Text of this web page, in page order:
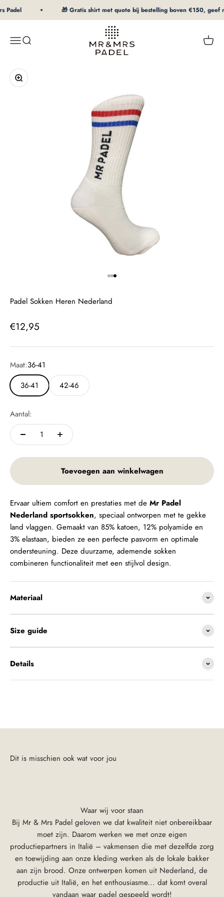
Naar inhoud
Padel 🎁 Gratis shirt met quote bij bestelling boven €150, geef
MenuZoeken
mrpadel.com
In-/uitzoomen
Padel Sokken Heren Nederland
Aanbiedingsprijs
€12,95
Maat:36-41
36-41
42-46
Aantal:
Toevoegen aan winkelwagen
Ervaar ultiem comfort en prestaties met de Mr Padel
Nederland sportsokken, speciaal ontworpen met te gekke
land vlaggen. Gemaakt van 85% katoen, 12% polyamide en
3% elastaan, bieden ze een perfecte pasvorm en optimale
ondersteuning. Deze duurzame, ademende sokken
combineren functionaliteit met een stijlvol design.
Materiaal
Size guide
Details
Waar wij voor staan
Bij Mr & Mrs Padel geloven we dat kwaliteit niet onbereikbaar
moet zijn. Daarom werken we met onze eigen
productiepartners in Italië – vakmensen die met dezelfde zorg
en toewijding aan onze kleding werken als de lokale bakker
aan zijn brood. Onze ontwerpen komen uit Nederland, de
productie uit Italië, en het enthousiasme... dat komt overal
vandaan waar padel gespeeld wordt!